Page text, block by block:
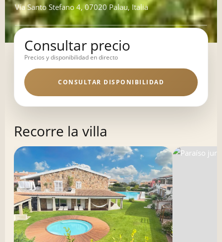
Vía Santo Stefano 4, 07020 Palau, Italia
Consultar precio
Precios y disponibilidad en directo
CONSULTAR DISPONIBILIDAD
Recorre la villa